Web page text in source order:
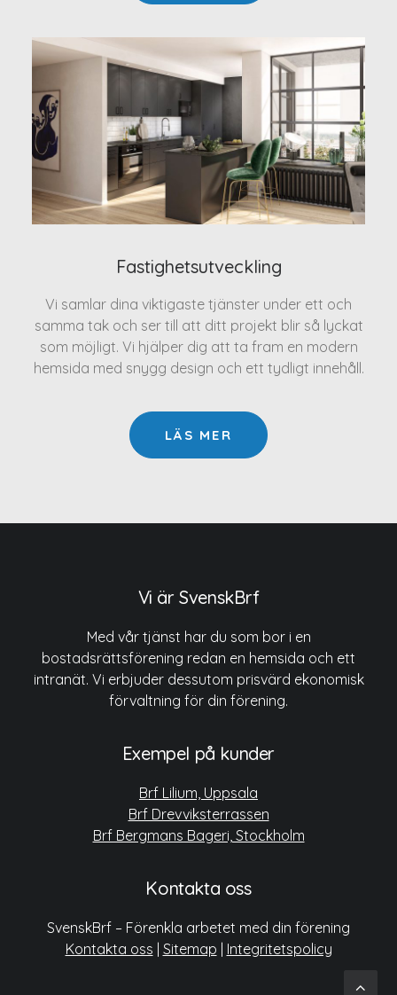
Fastighetsutveckling
Vi samlar dina viktigaste tjänster under ett och
samma tak och ser till att ditt projekt blir så lyckat
som möjligt. Vi hjälper dig att ta fram en modern
hemsida med snygg design och ett tydligt innehåll.
LÄS MER
Vi är SvenskBrf
Med vår tjänst har du som bor i en
bostadsrättsförening redan en hemsida och ett
intranät. Vi erbjuder dessutom prisvärd ekonomisk
förvaltning för din förening.
Exempel på kunder
Brf Lilium, Uppsala
Brf Drevviksterrassen
Brf Bergmans Bageri, Stockholm
Kontakta oss
SvenskBrf – Förenkla arbetet med din förening
Kontakta oss Sitemap Integritetspolicy